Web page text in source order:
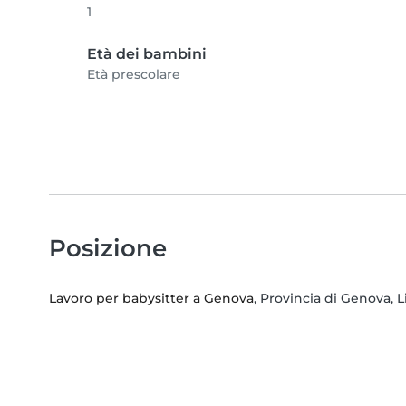
1
Età dei bambini
Età prescolare
Posizione
Lavoro per babysitter a Genova, Provincia di Genova,